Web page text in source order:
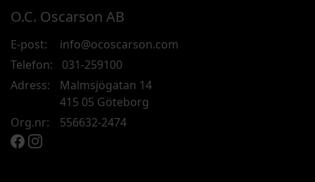
O.C. Oscarson AB
E-post:
info@ocoscarson.com
Telefon:
031-259100
Adress:
Malmsjögatan 14
415 05 Göteborg
Org.nr:
556632-2474